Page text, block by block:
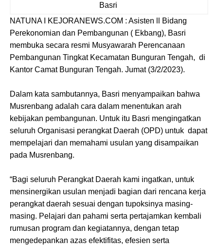
Basri
NATUNA I KEJORANEWS.COM : Asisten ll Bidang
Perekonomian dan Pembangunan ( Ekbang), Basri
membuka secara resmi Musyawarah Perencanaan
Pembangunan Tingkat Kecamatan Bunguran Tengah, di
Kantor Camat Bunguran Tengah. Jumat (3/2/2023).
Dalam kata sambutannya, Basri menyampaikan bahwa
Musrenbang adalah cara dalam menentukan arah
kebijakan pembangunan. Untuk itu Basri mengingatkan
seluruh Organisasi perangkat Daerah (OPD) untuk dapat
mempelajari dan memahami usulan yang disampaikan
pada Musrenbang.
“Bagi seluruh Perangkat Daerah kami ingatkan, untuk
mensinergikan usulan menjadi bagian dari rencana kerja
perangkat daerah sesuai dengan tupoksinya masing-
masing. Pelajari dan pahami serta pertajamkan kembali
rumusan program dan kegiatannya, dengan tetap
mengedepankan azas efektifitas, efesien serta